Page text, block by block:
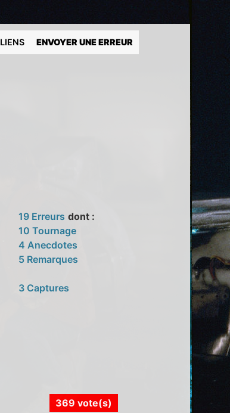
LIENS ENVOYER UNE ERREUR
19 Erreurs dont :
10 Tournage
4 Anecdotes
5 Remarques
3 Captures
369 vote(s)